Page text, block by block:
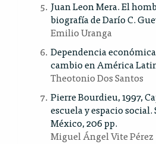
Juan Leon Mera. El
biografía de Darío C.
Emilio Uranga
Dependencia
cambio en América
Theotonio Dos Santos
Pierre Bourdieu, 1997,
escuela y espacio
México, 206 pp.
Miguel Ángel Vite Pérez